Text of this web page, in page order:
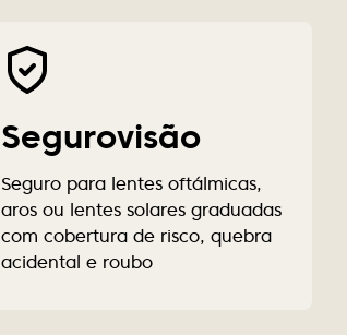
Segurovisão
Seguro para lentes oftálmicas,
aros ou lentes solares graduadas
com cobertura de risco, quebra
acidental e roubo